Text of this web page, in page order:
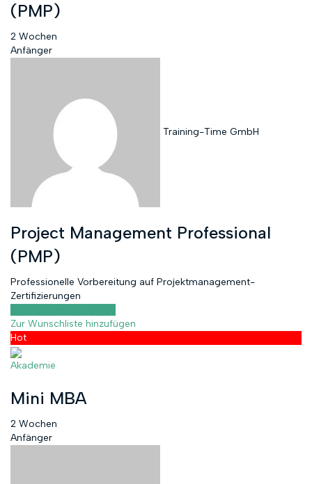
(PMP)
2 Wochen
Anfänger
Training-Time GmbH
Project Management Professional
(PMP)
Professionelle Vorbereitung auf Projektmanagement-
Zertifizierungen
Zur Wunschliste hinzufügen
Hot
Akademie
Mini MBA
2 Wochen
Anfänger